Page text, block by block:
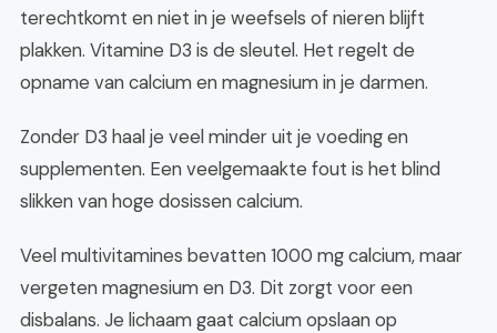
terechtkomt en niet in je weefsels of nieren blijft
plakken. Vitamine D3 is de sleutel. Het regelt de
opname van calcium en magnesium in je darmen.
Zonder D3 haal je veel minder uit je voeding en
supplementen. Een veelgemaakte fout is het blind
slikken van hoge dosissen calcium.
Veel multivitamines bevatten 1000 mg calcium, maar
vergeten magnesium en D3. Dit zorgt voor een
disbalans. Je lichaam gaat calcium opslaan op